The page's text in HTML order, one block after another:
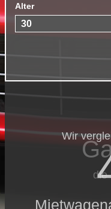
Alter
Wir
die